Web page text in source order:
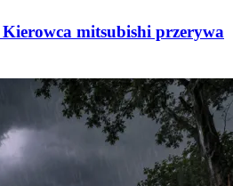
mitsubishi przerywa